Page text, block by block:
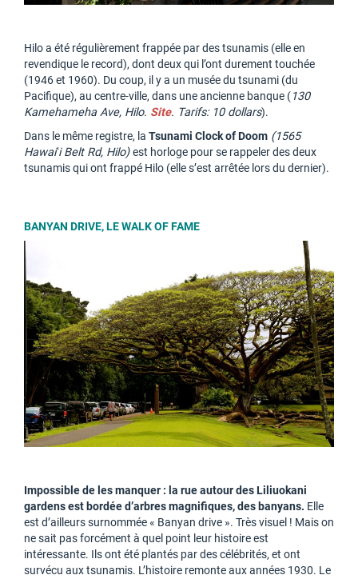
Hilo a été régulièrement frappée par des tsunamis (elle en
revendique le record), dont deux qui l’ont durement touchée
(1946 et 1960). Du coup, il y a un musée du tsunami (du
Pacifique), au centre-ville, dans une ancienne banque (130
Kamehameha Ave, Hilo. Site. Tarifs: 10 dollars).
Dans le même registre, la Tsunami Clock of Doom (1565
Hawaiʻi Belt Rd, Hilo)est horloge pour se rappeler des deux
tsunamis qui ont frappé Hilo (elle s’est arrêtée lors du dernier).
BANYAN DRIVE, LE WALK OF FAME
Impossible de les manquer : la rue autour des Liliuokani
gardens est bordée d’arbres magnifiques, des banyans. Elle
est d’ailleurs surnommée « Banyan drive ». Très visuel ! Mais on
ne sait pas forcément à quel point leur histoire est
intéressante. Ils ont été plantés par des célébrités, et ont
survécu aux tsunamis. L’histoire remonte aux années 1930. Le